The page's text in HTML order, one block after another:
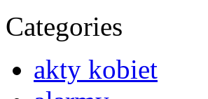
Categories
akty kobiet